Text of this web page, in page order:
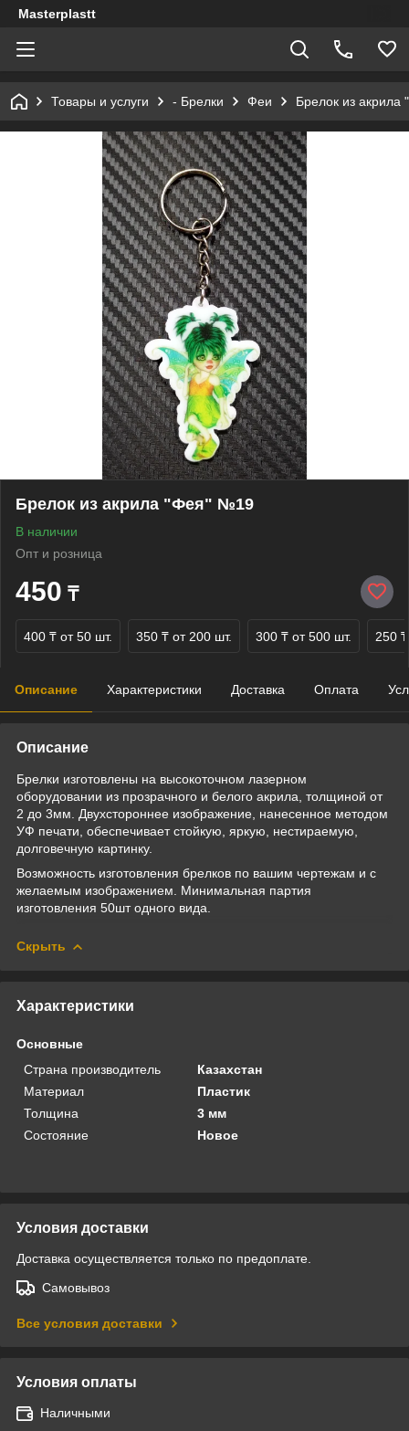
Masterplastt
Товары и услуги - Брелки Феи Брелок из
Брелок из акрила "Фея" №19
В наличии
Опт и розница
450 ₸
400 ₸ от 50 шт. 350 ₸ от 200 шт. 300 ₸ от 500 шт. 250 ₸
Описание Характеристики Доставка Оплата
Описание
Брелки изготовлены на высокоточном лазерном
оборудовании из прозрачного и белого акрила, толщиной от
2 до 3мм. Двухстороннее изображение, нанесенное методом
УФ печати, обеспечивает стойкую, яркую, нестираемую,
долговечную картинку.
Возможность изготовления брелков по вашим чертежам и с
желаемым изображением. Минимальная партия
изготовления 50шт одного вида.
Скрыть
Характеристики
Основные
Страна производитель
Казахстан
Материал
Пластик
Толщина
3 мм
Состояние
Новое
Условия доставки
Доставка осуществляется только по предоплате.
Самовывоз
Все условия доставки
Условия оплаты
Наличными